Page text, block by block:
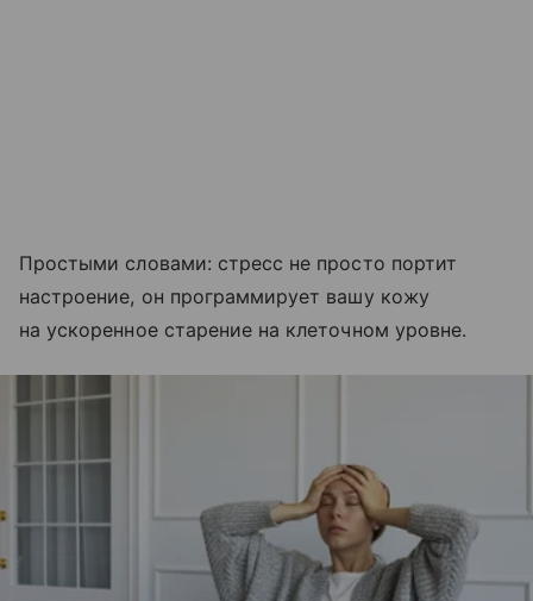
Простыми словами: стресс не просто портит
настроение, он программирует вашу кожу
на ускоренное старение на клеточном уровне.